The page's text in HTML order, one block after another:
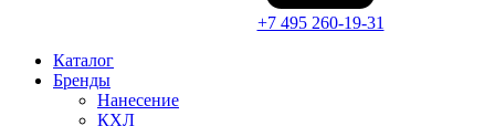
+7 495 260-19-31
Каталог
Бренды
Нанесение
КХЛ